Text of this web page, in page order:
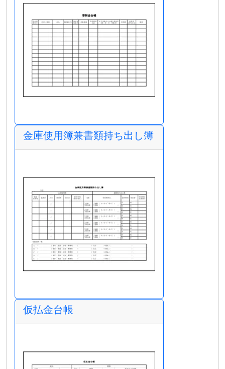
金庫使用簿兼書類持ち出し簿
仮払金台帳